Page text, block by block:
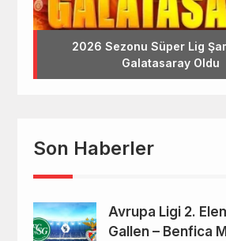
2026 Sezonu Süper Lig
Galatasaray Oldu
Son Haberler
Avrupa Ligi 2.
Gallen – Benfica